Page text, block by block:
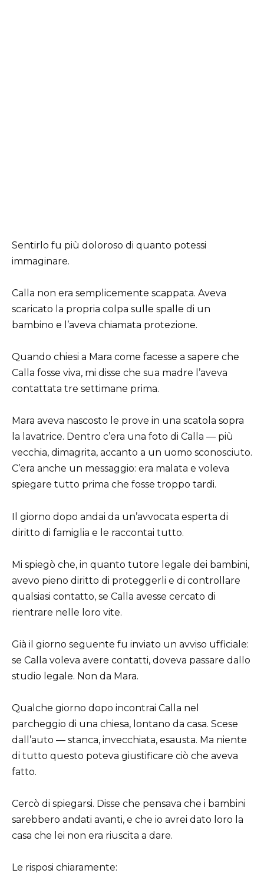
Sentirlo fu più doloroso di quanto potessi
immaginare.
Calla non era semplicemente scappata. Aveva
scaricato la propria colpa sulle spalle di un
bambino e l’aveva chiamata protezione.
Quando chiesi a Mara come facesse a sapere che
Calla fosse viva, mi disse che sua madre l’aveva
contattata tre settimane prima.
Mara aveva nascosto le prove in una scatola sopra
la lavatrice. Dentro c’era una foto di Calla — più
vecchia, dimagrita, accanto a un uomo sconosciuto.
C’era anche un messaggio: era malata e voleva
spiegare tutto prima che fosse troppo tardi.
Il giorno dopo andai da un’avvocata esperta di
diritto di famiglia e le raccontai tutto.
Mi spiegò che, in quanto tutore legale dei bambini,
avevo pieno diritto di proteggerli e di controllare
qualsiasi contatto, se Calla avesse cercato di
rientrare nelle loro vite.
Già il giorno seguente fu inviato un avviso ufficiale:
se Calla voleva avere contatti, doveva passare dallo
studio legale. Non da Mara.
Qualche giorno dopo incontrai Calla nel
parcheggio di una chiesa, lontano da casa. Scese
dall’auto — stanca, invecchiata, esausta. Ma niente
di tutto questo poteva giustificare ciò che aveva
fatto.
Cercò di spiegarsi. Disse che pensava che i bambini
sarebbero andati avanti, e che io avrei dato loro la
casa che lei non era riuscita a dare.
Le risposi chiaramente: